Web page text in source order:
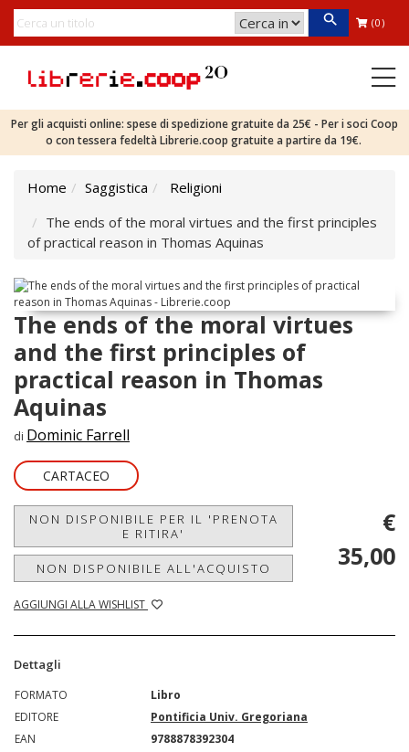
(0)
Per gli acquisti online: spese di spedizione gratuite da 25€ - Per i soci Coop
o con tessera fedeltà Librerie.coop gratuite a partire da 19€.
Home Saggistica
Religioni
The ends of the moral virtues and the first principles
of practical reason in Thomas Aquinas
The ends of the moral virtues
and the first principles of
practical reason in Thomas
Aquinas
di Dominic Farrell
CARTACEO
NON DISPONIBILE PER IL 'PRENOTA
E RITIRA'
NON DISPONIBILE ALL'ACQUISTO
AGGIUNGI ALLA WISHLIST
€
35,00
Dettagli
FORMATO
Libro
EDITORE
Pontificia Univ. Gregoriana
EAN
9788878392304